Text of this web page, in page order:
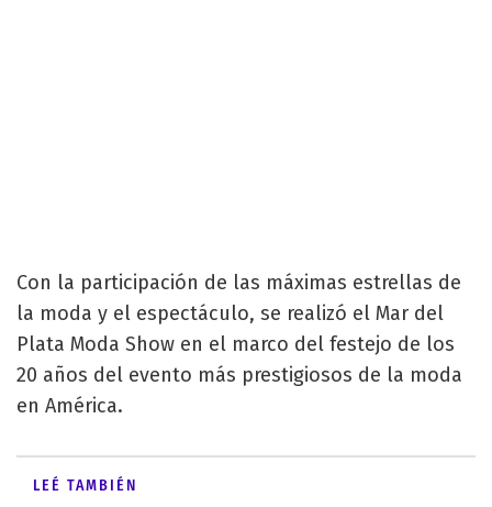
Con la participación de las máximas estrellas de
la moda y el espectáculo, se realizó el Mar del
Plata Moda Show en el marco del festejo de los
20 años del evento más prestigiosos de la moda
en América.
LEÉ TAMBIÉN